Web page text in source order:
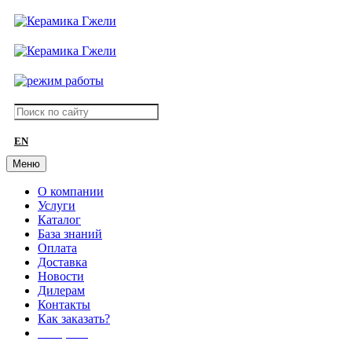
EN
Меню
О компании
Услуги
Каталог
База знаний
Оплата
Доставка
Новости
Дилерам
Контакты
Как заказать?